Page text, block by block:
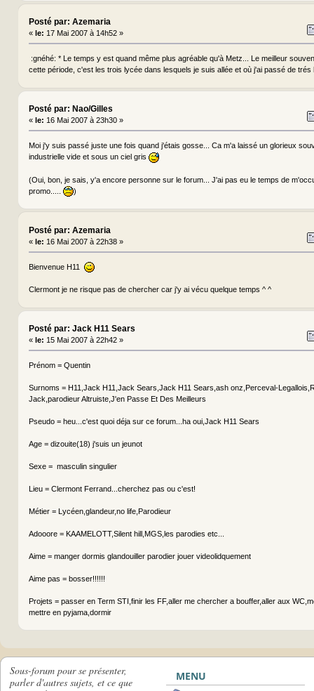
Posté par: Azemaria
« le: 17 Mai 2007 à 14h52 »
:gnéhé: * Le temps y est quand même plus agréable qu'à Metz... Le meilleur
cette période, c'est les trois lycée dans lesquels je suis allée et où j'ai passé de trés
Posté par: Nao/Gilles
« le: 16 Mai 2007 à 23h30 »
Moi j'y suis passé juste une fois quand j'étais gosse... Ca m'a laissé un glorieux
industrielle vide et sous un ciel gris
(Oui, bon, je sais, y'a encore personne sur le forum... J'ai pas eu le temps de
promo.....
)
Posté par: Azemaria
« le: 16 Mai 2007 à 22h38 »
Bienvenue H11
Clermont je ne risque pas de chercher car j'y ai vécu quelque temps ^ ^
Posté par: Jack H11 Sears
« le: 15 Mai 2007 à 22h42 »
Prénom = Quentin
Surnoms = H11,Jack H11,Jack Sears,Jack H11 Sears,ash onz,Perceval-
Jack,parodieur Altruiste,J'en Passe Et Des Meilleurs
Pseudo = heu...c'est quoi déja sur ce forum...ha oui,Jack H11 Sears
Age = dizouite(18) j'suis un jeunot
Sexe = masculin singulier
Lieu = Clermont Ferrand...cherchez pas ou c'est!
Métier = Lycéen,glandeur,no life,Parodieur
Adooore = KAAMELOTT,Silent hill,MGS,les parodies etc...
Aime = manger dormis glandouiller parodier jouer videolidquement
Aime pas = bosser!!!!!!
Projets = passer en Term STI,finir les FF,aller me chercher a bouffer,aller aux
mettre en pyjama,dormir
Sous-forum pour se présenter,
parler d'autres sujets, et ce que
MENU